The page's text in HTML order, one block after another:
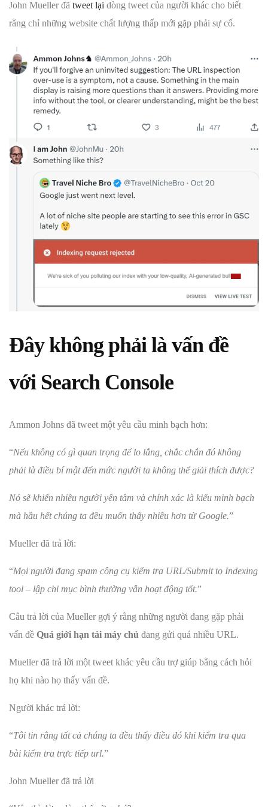
John Mueller đã tweet lại dòng tweet của người khác cho biết
rằng chỉ những website chất lượng thấp mới gặp phải sự cố.
Đây không phải là vấn đề
với Search Console
Ammon Johns đã tweet một yêu cầu minh bạch hơn:
“Nếu không có gì quan trọng để lo lắng, chắc chắn đó không
phải là điều bí mật đến mức người ta không thể giải thích được?
Nó sẽ khiến nhiều người yên tâm và chính xác là kiểu minh bạch
mà hầu hết chúng ta đều muốn thấy nhiều hơn từ Google.”
Mueller đã trả lời:
“Mọi người đang spam công cụ kiểm tra URL/Submit to Indexing
tool – lập chỉ mục bình thường vẫn hoạt động tốt.”
Câu trả lời của Mueller gợi ý rằng những người đang gặp phải
vấn đề Quá giới hạn tải máy chủ đang gửi quá nhiều URL.
Mueller đã trả lời một tweet khác yêu cầu trợ giúp bằng cách hỏi
họ khi nào họ thấy vấn đề.
Người khác trả lời:
“Tôi tin rằng tất cả chúng ta đều thấy điều đó khi kiểm tra qua
bài kiểm tra trực tiếp url.”
John Mueller đã trả lời